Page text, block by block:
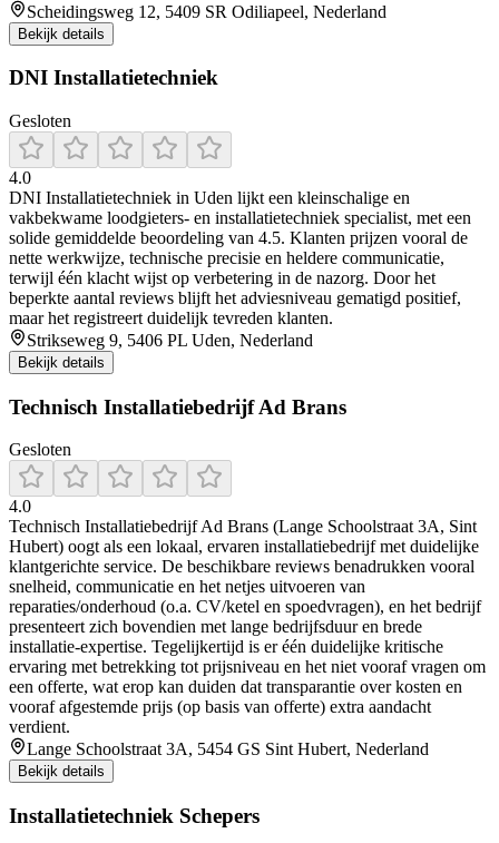
Scheidingsweg 12, 5409 SR Odiliapeel, Nederland
Bekijk details
DNI Installatietechniek
Gesloten
4.0
DNI Installatietechniek in Uden lijkt een kleinschalige en
vakbekwame loodgieters- en installatietechniek specialist, met een
solide gemiddelde beoordeling van 4.5. Klanten prijzen vooral de
nette werkwijze, technische precisie en heldere communicatie,
terwijl één klacht wijst op verbetering in de nazorg. Door het
beperkte aantal reviews blijft het adviesniveau gematigd positief,
maar het registreert duidelijk tevreden klanten.
Strikseweg 9, 5406 PL Uden, Nederland
Bekijk details
Technisch Installatiebedrijf Ad Brans
Gesloten
4.0
Technisch Installatiebedrijf Ad Brans (Lange Schoolstraat 3A, Sint
Hubert) oogt als een lokaal, ervaren installatiebedrijf met duidelijke
klantgerichte service. De beschikbare reviews benadrukken vooral
snelheid, communicatie en het netjes uitvoeren van
reparaties/onderhoud (o.a. CV/ketel en spoedvragen), en het bedrijf
presenteert zich bovendien met lange bedrijfsduur en brede
installatie-expertise. Tegelijkertijd is er één duidelijke kritische
ervaring met betrekking tot prijsniveau en het niet vooraf vragen om
een offerte, wat erop kan duiden dat transparantie over kosten en
vooraf afgestemde prijs (op basis van offerte) extra aandacht
verdient.
Lange Schoolstraat 3A, 5454 GS Sint Hubert, Nederland
Bekijk details
Installatietechniek Schepers